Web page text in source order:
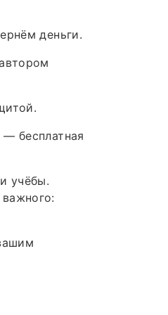
деньги.
бесплатная
учёбы.